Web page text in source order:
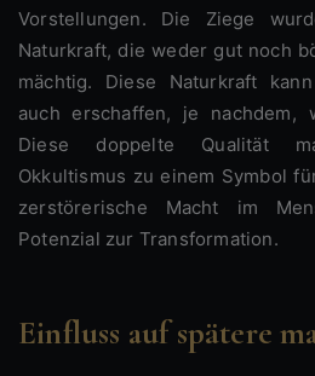
Vorstellungen. Die Ziege
Naturkraft, die weder gut noch
mächtig. Diese Naturkraft
auch erschaffen, je nachdem,
Diese doppelte Qualität
Okkultismus zu einem Symbol
zerstörerische Macht im
Potenzial zur Transformation.
Einfluss auf spätere